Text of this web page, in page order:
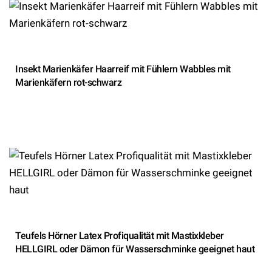
Insekt Marienkäfer Haarreif mit Fühlern Wabbles mit
Marienkäfern rot-schwarz
Teufels Hörner Latex Profiqualität mit Mastixkleber
HELLGIRL oder Dämon für Wasserschminke geeignet haut